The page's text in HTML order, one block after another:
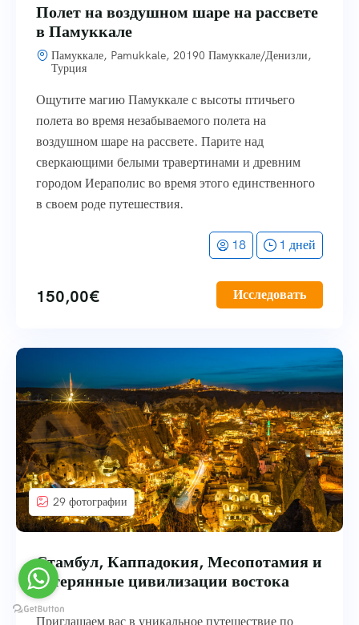
Полет на воздушном шаре на рассвете
в Памуккале
Памуккале, Pamukkale, 20190 Памуккале/Денизли,
Турция
Ощутите магию Памуккале с высоты птичьего
полета во время незабываемого полета на
воздушном шаре на рассвете. Парите над
сверкающими белыми травертинами и древним
городом Иераполис во время этого единственного
в своем роде путешествия.
18 1 дней
150,00€ Исследовать
29 фотографии
Стамбул, Каппадокия, Месопотамия и
Затерянные цивилизации востока
Приглашаем вас в уникальное путешествие по